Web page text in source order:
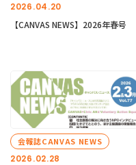
2026.04.20
【CANVAS NEWS】2026年春号
2026.02.28
会報誌CANVAS NEWS